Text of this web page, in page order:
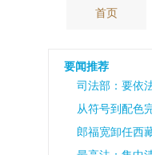
首页
要闻推荐
司法部：要依
从符号到配色
郎福宽卸任西